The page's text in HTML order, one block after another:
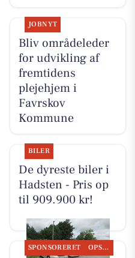
JOBNYT
Bliv områdeleder
for udvikling af
fremtidens
plejehjem i
Favrskov
Kommune
BILER
De dyreste biler i
Hadsten - Pris op
til 909.900 kr!
SPONSORERET OPSLAGSTAVLEN